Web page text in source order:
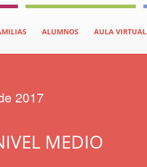
ALUMNOS AULA VIRTUAL
2017
MEDIO